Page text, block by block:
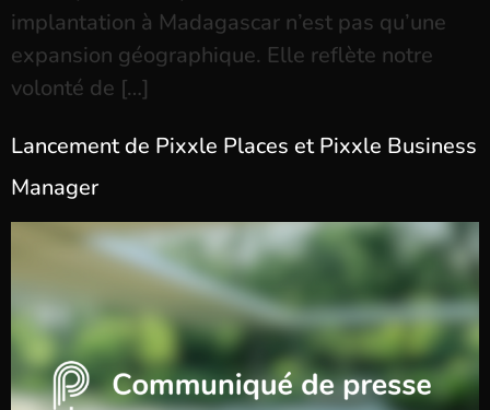
implantation à Madagascar n’est pas qu’une
expansion géographique. Elle reflète notre
volonté de […]
Lancement de Pixxle Places et Pixxle Business
Manager